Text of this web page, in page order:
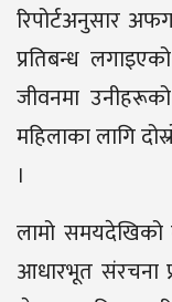
रिपोर्टअनुसार
प्रतिबन्ध
जीवनमा
महिलाका लागि
।
लामो समयदेखिको
आधारभूत संरचना